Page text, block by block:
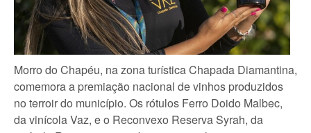
Morro do Chapéu, na zona turística Chapada Diamantina,
comemora a premiação nacional de vinhos produzidos
no terroir do município. Os rótulos Ferro Doido Malbec,
da vinícola Vaz, e o Reconvexo Reserva Syrah, da